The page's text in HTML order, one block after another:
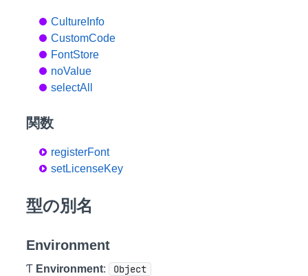
CultureInfo
CustomCode
FontStore
noValue
selectAll
関数
registerFont
setLicenseKey
型の別名
Environment
Ƭ Environment: Object